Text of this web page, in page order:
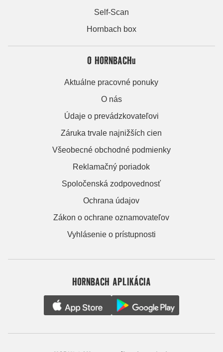
Self-Scan
Hornbach box
O HORNBACHu
Aktuálne pracovné ponuky
O nás
Údaje o prevádzkovateľovi
Záruka trvale najnižších cien
Všeobecné obchodné podmienky
Reklamačný poriadok
Spoločenská zodpovednosť
Ochrana údajov
Zákon o ochrane oznamovateľov
Vyhlásenie o prístupnosti
HORNBACH APLIKÁCIA